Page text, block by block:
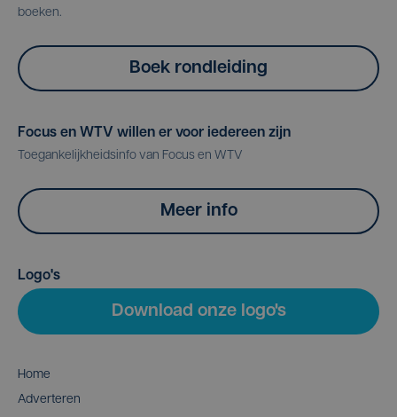
boeken.
Boek rondleiding
Focus en WTV willen er voor iedereen zijn
Toegankelijkheidsinfo van Focus en WTV
Meer info
Logo's
Download onze logo's
Home
Adverteren